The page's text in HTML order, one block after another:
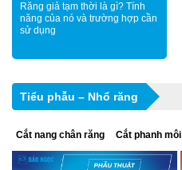
Răng giả tạm thời là gì? Tính
năng của nó và trường hợp cần
sử dụng
Tiểu phẫu – Nhổ răng
Cắt nang chân răng Cắt phanh môi